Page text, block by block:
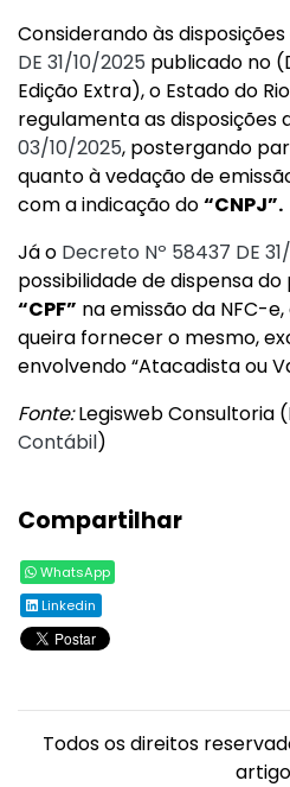
Considerando às disposições
DE 31/10/2025 publicado no
Edição Extra), o Estado do
regulamenta as disposições
03/10/2025, postergando
quanto à vedação de
com a indicação do“CNPJ”.
Já o Decreto Nº 58437 DE
possibilidade de dispensa
“CPF” na emissão da NFC-
queira fornecer o mesmo,
envolvendo “Atacadista ou
Fonte:Legisweb Consultoria (
Contábil)
Compartilhar
WhatsApp
Linkedin
Todos os direitos